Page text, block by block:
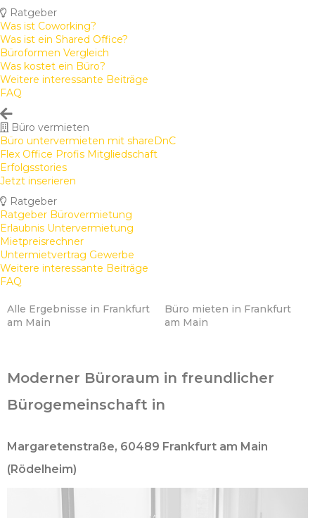
Ratgeber
Was ist Coworking?
Was ist ein Shared Office?
Büroformen Vergleich
Was kostet ein Büro?
Weitere interessante Beiträge
FAQ
Büro vermieten
Büro untervermieten mit shareDnC
Flex Office Profis Mitgliedschaft
Erfolgsstories
Jetzt inserieren
Ratgeber
Ratgeber Bürovermietung
Erlaubnis Untervermietung
Mietpreisrechner
Untermietvertrag Gewerbe
Weitere interessante Beiträge
FAQ
Alle Ergebnisse in Frankfurt
am Main
Büro mieten in Frankfurt
am Main
Moderner Büroraum in freundlicher
Bürogemeinschaft in
Margaretenstraße, 60489 Frankfurt am Main
(Rödelheim)